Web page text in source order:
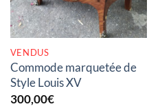
VENDUS
Commode marquetée de
Style Louis XV
300,00€